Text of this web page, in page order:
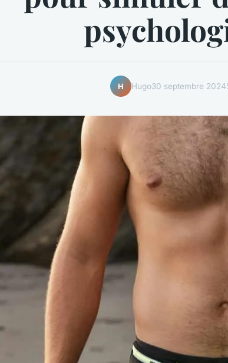
H Hugo30 septembre 2024